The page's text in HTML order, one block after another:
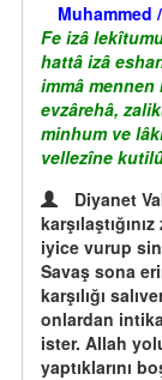
Muhammed
Fe izâ
hattâ izâ
immâ mennen
evzârehâ,
minhum ve
vellezîne
Diyanet
iyice vurup
Savaş sona
karşılığı
onlardan
ister. Allah
yaptıklarını